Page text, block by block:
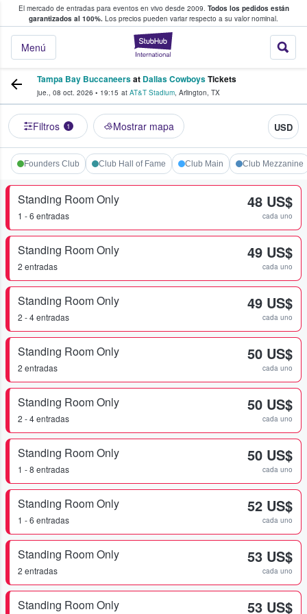
El mercado de entradas para eventos en vivo desde 2009. Todos los pedidos están
garantizados al 100%. Los precios pueden variar respecto a su valor nominal.
StubHub:
Menú
y venta de entradas entre fans
Tampa Bay Buccaneersat Dallas CowboysTickets
jue., 08 oct. 2026 • 19:15 at AT&T Stadium, Arlington, TX
Filtros 1 Mostrar mapa USD
Founders Club Club Hall of Fame Club Main Club Mezzanine
Standing Room Only
1 - 6 entradas
48 US$
cada uno
Standing Room Only
2 entradas
49 US$
cada uno
Standing Room Only
2 - 4 entradas
49 US$
cada uno
Standing Room Only
2 entradas
50 US$
cada uno
Standing Room Only
2 - 4 entradas
50 US$
cada uno
Standing Room Only
1 - 8 entradas
50 US$
cada uno
Standing Room Only
1 - 6 entradas
52 US$
cada uno
Standing Room Only
2 entradas
53 US$
cada uno
Standing Room Only 53 US$